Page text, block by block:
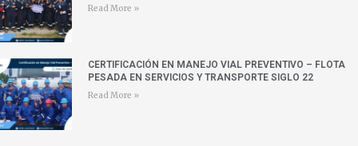
Read More »
CERTIFICACIÓN EN MANEJO VIAL PREVENTIVO – FLOTA
PESADA EN SERVICIOS Y TRANSPORTE SIGLO 22
Read More »